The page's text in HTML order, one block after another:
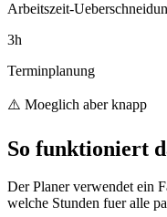
Arbeitszeit-
3h
Terminplanung
⚠️ Moeglich aber knapp
So funktioniert
Der Planer verwendet ein
welche Stunden fuer alle